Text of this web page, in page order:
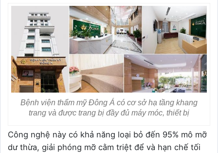
Bệnh viện thẩm mỹ Đông Á có cơ sở hạ tầng khang
trang và được trang bị đầy đủ máy móc, thiết bị
Công nghệ này có khả năng loại bỏ đến 95% mô mỡ
dư thừa, giải phóng mỡ cằm triệt để và hạn chế tối